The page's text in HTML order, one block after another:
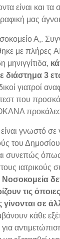
είναι και τα
μας
Α,.
με πλήρες
μηνιγγίτιδα,
διάστημα 3
γιατροί
που
γνωστό σε
του
συνεπώς όπως
ιατρικούς
τις
γίνονται σε
κάθε
για